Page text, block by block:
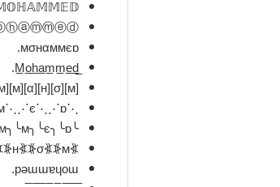
мσнαммєɒ.
[м][σ][н][α][м][м][є][ɒ].
⋰м⋱⋰σ⋱⋰н⋱⋰α⋱⋰м⋱⋰м⋱⋰є⋱⋰ɒ⋱.
╰м╮╰σ╮╰н╮╰α╮╰м╮╰м╮╰є╮╰ɒ╮.
⦕м⦖⦕σ⦖⦕н⦖⦕α⦖⦕м⦖⦕м⦖⦕є⦖⦕ɒ⦖.
pǝɯɯɐɥoɯ.